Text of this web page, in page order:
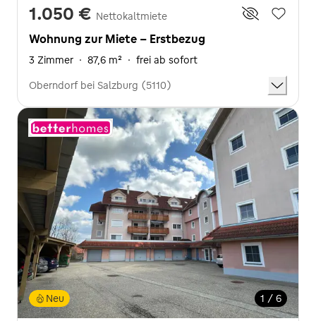
1.050 € Nettokaltmiete
Wohnung zur Miete - Erstbezug
3 Zimmer · 87,6 m² · frei ab sofort
Oberndorf bei Salzburg (5110)
1 / 6
Neu